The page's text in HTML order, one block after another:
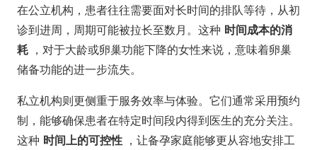
在公立机构，患者往往需要面对长时间的排队等待，从初
诊到进周，周期可能被拉长至数月。这种 时间成本的消
耗 ，对于大龄或卵巢功能下降的女性来说，意味着卵巢
储备功能的进一步流失。
私立机构则更侧重于服务效率与体验。它们通常采用预约
制，能够确保患者在特定时间段内得到医生的充分关注。
这种 时间上的可控性 ，让备孕家庭能够更从容地安排工